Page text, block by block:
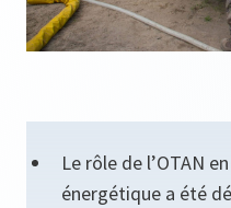
Le rôle de l’OTAN
énergétique a été